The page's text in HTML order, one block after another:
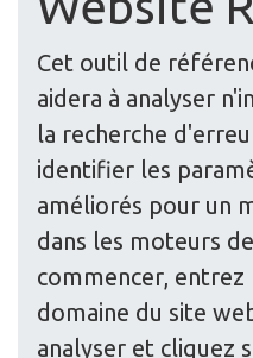
Cet outil de
aidera à analyser
la recherche
identifier les
améliorés pour un
dans les moteurs
commencer,
domaine du site
analyser et cliquez